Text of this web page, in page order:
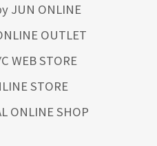
JUN ONLINE
OUTLET
WEB STORE
STORE
ONLINE SHOP